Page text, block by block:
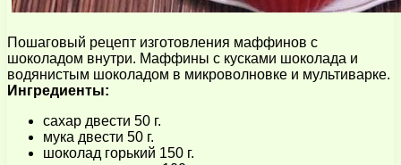
Пошаговый рецепт изготовления маффинов с
шоколадом внутри. Маффины с кусками шоколада и
водянистым шоколадом в микроволновке и мультиварке.
Ингредиенты:
сахар двести 50 г.
мука двести 50 г.
шоколад горький 150 г.